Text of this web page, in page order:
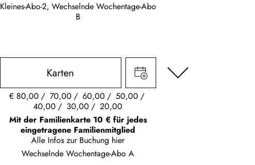
Kleines-Abo-2, Wechselnde Wochentage-Abo
B
Karten
€ 80,00 70,00 60,00
50,00
40,00
30,00
20,00
Mit der Familienkarte 10 € für jedes
eingetragene Familienmitglied
Alle Infos zur Buchung hier
Wechselnde Wochentage-Abo A